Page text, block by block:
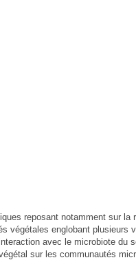
reposant notamment sur la
végétales englobant plusieurs
avec le microbiote du
sur les communautés